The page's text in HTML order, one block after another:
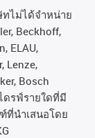
ทไม่ได้จําหน่าย
Beckhoff,
ELAU,
Lenze,
Bosch
ดรฟ์รายใดที่มี
ที่นําเสนอโดย